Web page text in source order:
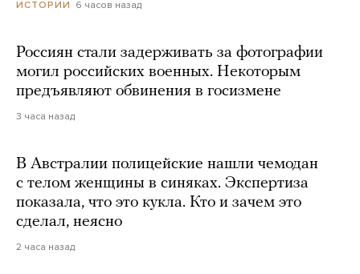
ИСТОРИИ 6 часов назад
Россиян стали задерживать за фотографии
могил российских военных. Некоторым
предъявляют обвинения в госизмене
3 часа назад
В Австралии полицейские нашли чемодан
с телом женщины в синяках. Экспертиза
показала, что это кукла. Кто и зачем это
сделал, неясно
2 часа назад